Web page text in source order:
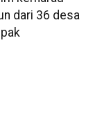
dari 36 desa